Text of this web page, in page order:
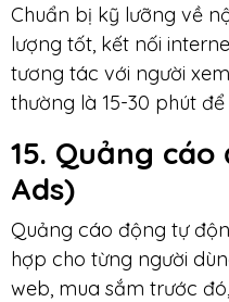
Chuẩn bị kỹ lưỡng về
lượng tốt, kết nối
tương tác với người
thường là 15-30 phút
15. Quảng
Ads)
Quảng cáo động tự
hợp cho từng người
web, mua sắm trước